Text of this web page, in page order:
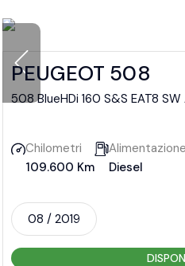
PEUGEOT 508
508 BlueHDi 160 S&S EAT8 SW
Chilometri
109.600 Km
Alimentazione
Diesel
08 / 2019